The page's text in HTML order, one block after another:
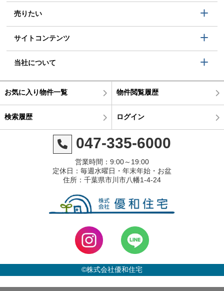
売りたい
サイトコンテンツ
当社について
お気に入り物件一覧 物件閲覧履歴
検索履歴 ログイン
047-335-6000
営業時間：9:00～19:00
定休日：毎週水曜日・年末年始・お盆
住所：千葉県市川市八幡1-4-24
©株式会社優和住宅